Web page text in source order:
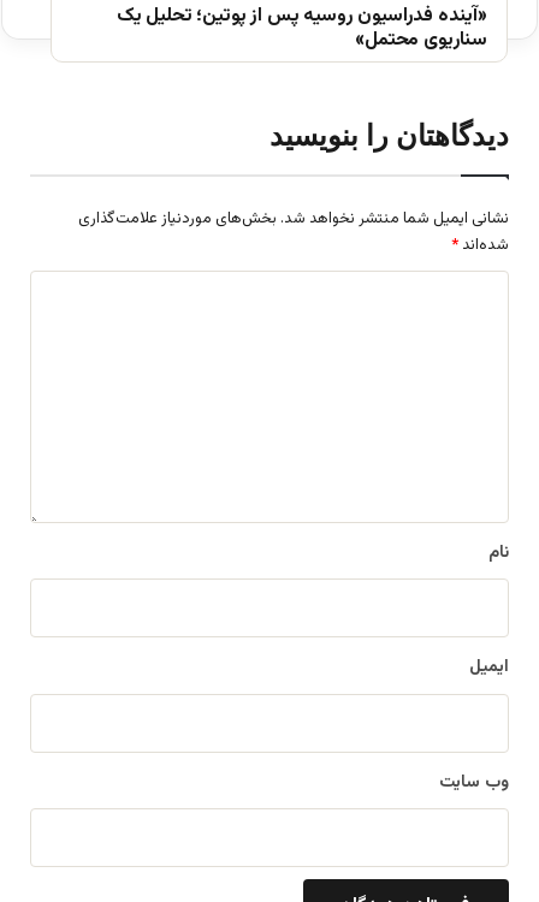
«آینده فدراسیون روسیه پس از پوتین؛ تحلیل یک
سناریوی محتمل»
دیدگاهتان را بنویسید
نشانی ایمیل شما منتشر نخواهد شد. بخش‌های موردنیاز علامت‌گذاری
شده‌اند *
نام
ایمیل
وب‌ سایت